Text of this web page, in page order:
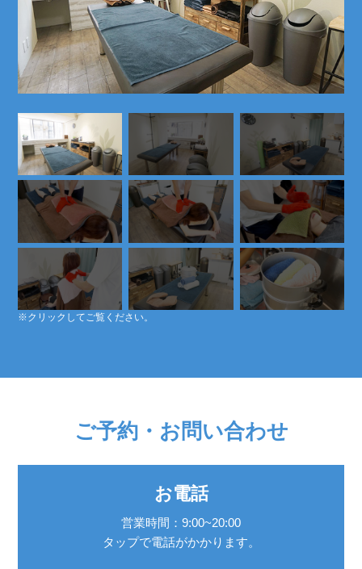
※クリックしてご覧ください。
ご予約・お問い合わせ
お電話
営業時間：9:00~20:00
タップで電話がかかります。